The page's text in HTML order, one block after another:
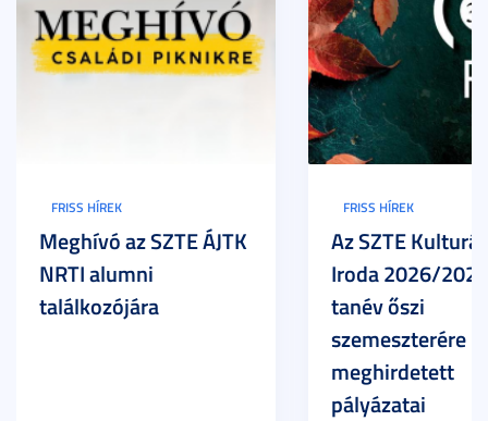
FRISS HÍREK
Meghívó az SZTE ÁJTK
NRTI alumni
találkozójára
FRISS HÍREK
Az SZTE
Iroda 2026/
tanév őszi
szemeszterére
meghirdetett
pályázatai